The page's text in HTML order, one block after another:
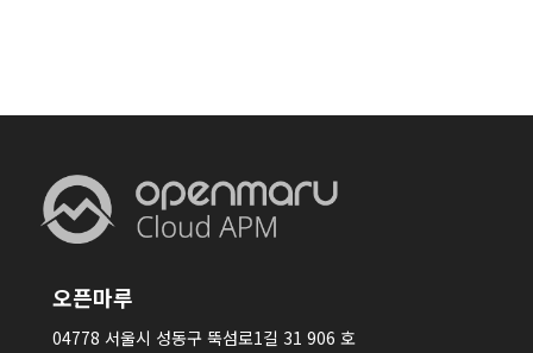
오픈마루
04778 서울시 성동구 뚝섬로1길 31 906 호